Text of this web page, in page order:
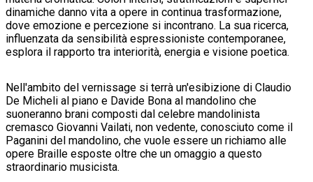
dinamiche danno vita a opere in continua trasformazione,
dove emozione e percezione si incontrano. La sua ricerca,
influenzata da sensibilità espressioniste contemporanee,
esplora il rapporto tra interiorità, energia e visione poetica.
Nell'ambito del vernissage si terrà un'esibizione di Claudio
De Micheli al piano e Davide Bona al mandolino che
suoneranno brani composti dal celebre mandolinista
cremasco Giovanni Vailati, non vedente, conosciuto come il
Paganini del mandolino, che vuole essere un richiamo alle
opere Braille esposte oltre che un omaggio a questo
straordinario musicista.